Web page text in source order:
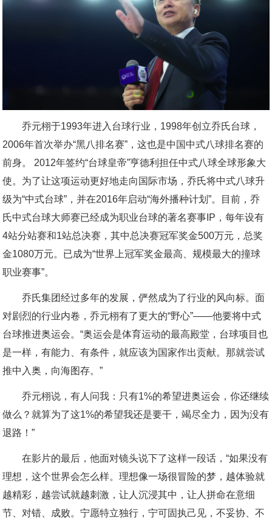
乔元栩于1993年进入台球行业，1998年创立乔氏台球，
2006年首次举办“黑八排名赛”，这也是中国中式八球排名赛的
前身。 2012年签约“台球皇帝”亨德利担任中式八球全球形象大
使。为了让这项运动更好地走向国际市场，乔氏将中式八球升
级为“中式台球”，并在2016年启动“海外播种计划”。目前，乔
氏中式台球大师赛已经成为职业台球的著名赛事IP，每年设有
4站分站赛和1站总决赛，其中总决赛冠军奖金500万元，总奖
金1080万元。已成为“世界上冠军奖金最高、规模最大的撞球
职业赛事”。
乔氏集团经过多年的发展，俨然成为了行业的风向标。面
对剧烈的行业内卷，乔元栩有了更大的“野心”——他要将中式
台球推进奥运会。“奥运会是体育运动的最高殿堂，台球项目也
是一样，有能力、有条件，就应该为国家作出贡献。那就尝试
推中入奥，向海图存。”
乔元栩说，有人问我：只有1%的希望进奥运会，你还继续
做么？就算为了这1%的希望我还是要干，竭尽全力，因为没有
退路！”
在影片的最后，他面对镜头说下了这样一段话，“如果没有
理想，这个世界会怎么样。理想像一场很冒险的梦，越体验就
越精彩，越尝试就越刺激，让人沉浸其中，让人拼命在意细
节、对错、成败。宁愿特立独行，宁可固执己见，不妥协、不